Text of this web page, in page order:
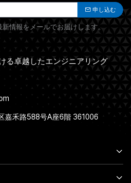
申し込む
情報をメールでお届けします。
る卓越したエンジニアリング
嘉禾路588号A座6階 361006